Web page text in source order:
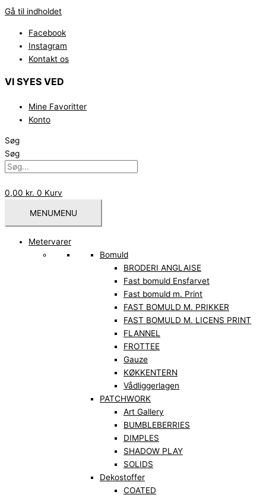
Gå til indholdet
Facebook
Instagram
Kontakt os
VI SYES VED
Mine Favoritter
Konto
Søg
Søg
0,00 kr. 0 Kurv
MENUMENU
Metervarer
Bomuld
BRODERI ANGLAISE
Fast bomuld Ensfarvet
Fast bomuld m. Print
FAST BOMULD M. PRIKKER
FAST BOMULD M. LICENS PRINT
FLANNEL
FROTTEE
Gauze
KØKKENTERN
Vådliggerlagen
PATCHWORK
Art Gallery
BUMBLEBERRIES
DIMPLES
SHADOW PLAY
SOLIDS
Dekostoffer
COATED